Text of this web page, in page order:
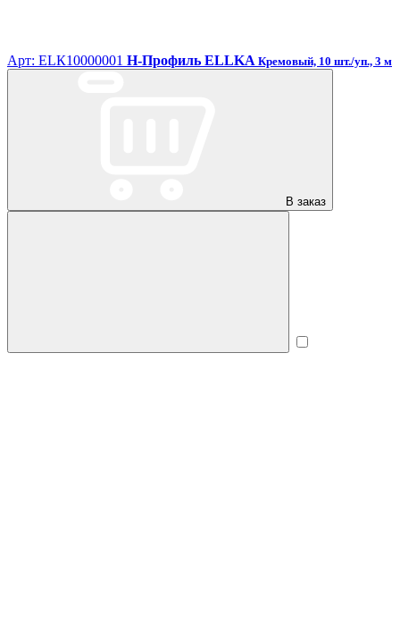
Арт: ЕLК10000001 H-Профиль ELLKA Кремовый, 10 шт./уп., 3 м
В заказ